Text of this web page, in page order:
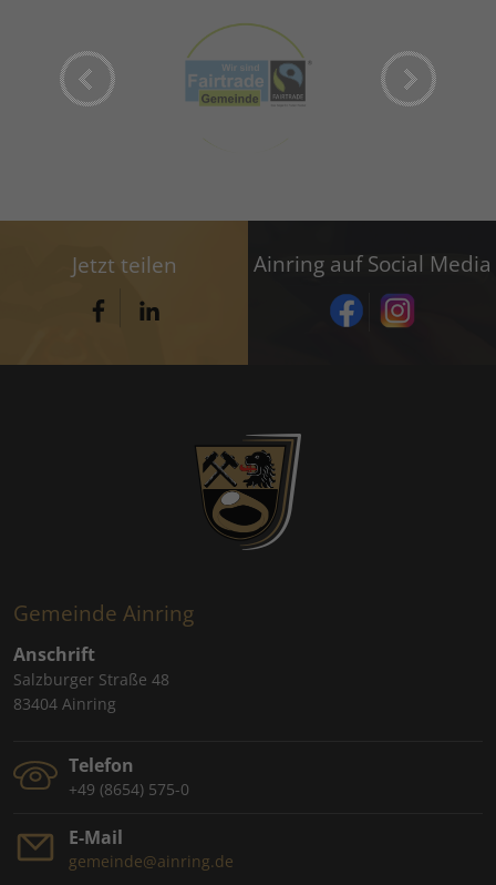
Jetzt teilen Ainring auf Social Media
Gemeinde Ainring
Anschrift
Salzburger Straße 48
83404 Ainring
Telefon
+49 (8654) 575-0
E-Mail
gemeinde@ainring.de